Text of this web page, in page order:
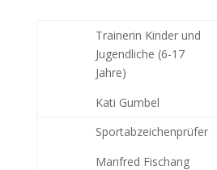
Trainerin Kinder und
Jugendliche (6-17
Jahre)
Kati Gumbel
Sportabzeichenprüfer
Manfred Fischang